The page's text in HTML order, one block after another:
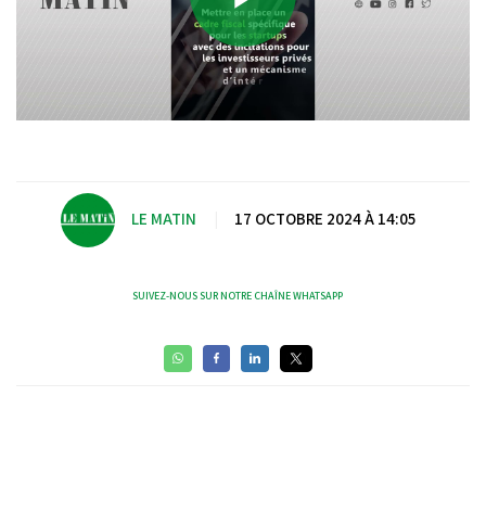
Play
LE MATIN 17 OCTOBRE 2024 À 14:05
SUIVEZ-NOUS SUR NOTRE CHAÎNE WHATSAPP